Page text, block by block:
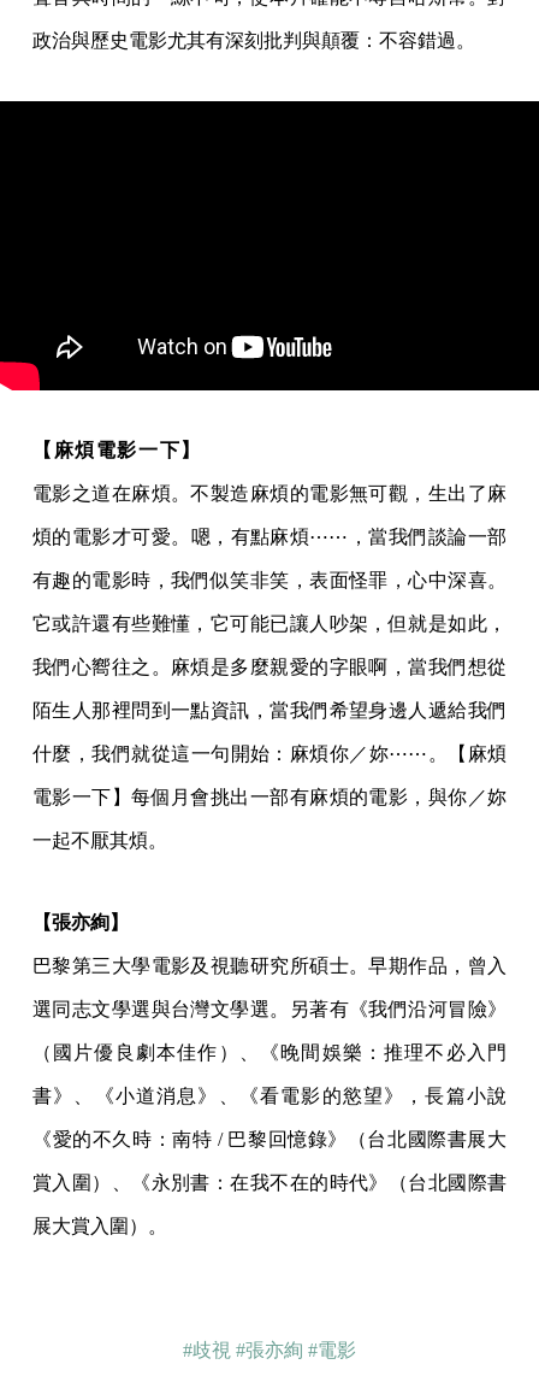
政治與歷史電影尤其有深刻批判與顛覆：不容錯過。
【麻煩電影一下】
電影之道在麻煩。不製造麻煩的電影無可觀，生出了麻
煩的電影才可愛。嗯，有點麻煩⋯⋯，當我們談論一部
有趣的電影時，我們似笑非笑，表面怪罪，心中深喜。
它或許還有些難懂，它可能已讓人吵架，但就是如此，
我們心嚮往之。麻煩是多麼親愛的字眼啊，當我們想從
陌生人那裡問到一點資訊，當我們希望身邊人遞給我們
什麼，我們就從這一句開始：麻煩你／妳⋯⋯。【麻煩
電影一下】每個月會挑出一部有麻煩的電影，與你／妳
一起不厭其煩。
【張亦絢】
巴黎第三大學電影及視聽研究所碩士。早期作品，曾入
選同志文學選與台灣文學選。另著有《我們沿河冒險》
（國片優良劇本佳作）、《晚間娛樂：推理不必入門
書》、《小道消息》、《看電影的慾望》，長篇小說
《愛的不久時：南特 / 巴黎回憶錄》（台北國際書展大
賞入圍）、《永別書：在我不在的時代》（台北國際書
展大賞入圍）。
#歧視 #張亦絢 #電影